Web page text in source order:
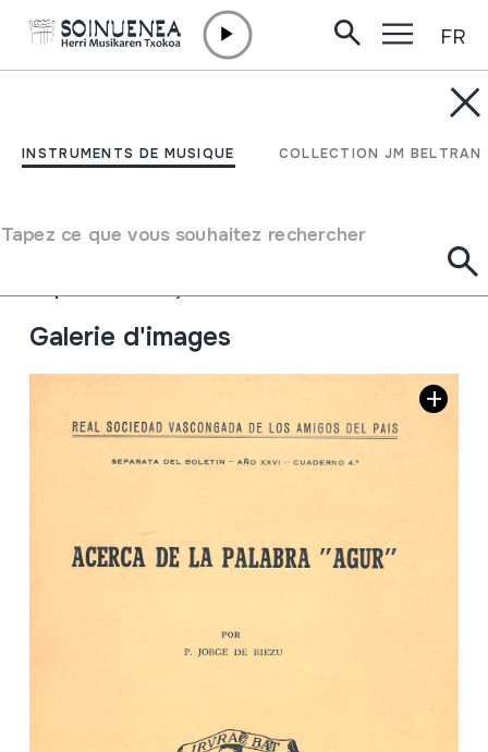
INSTRUMENTS DE MUSIQUE COLLECTION JM BELTRAN
Tapez ce que vous souhaitez rechercher
FR
Acerca de la palabra
Type de collection Liburuak
Emplacement: Kaja marroiak1
Galerie d'images